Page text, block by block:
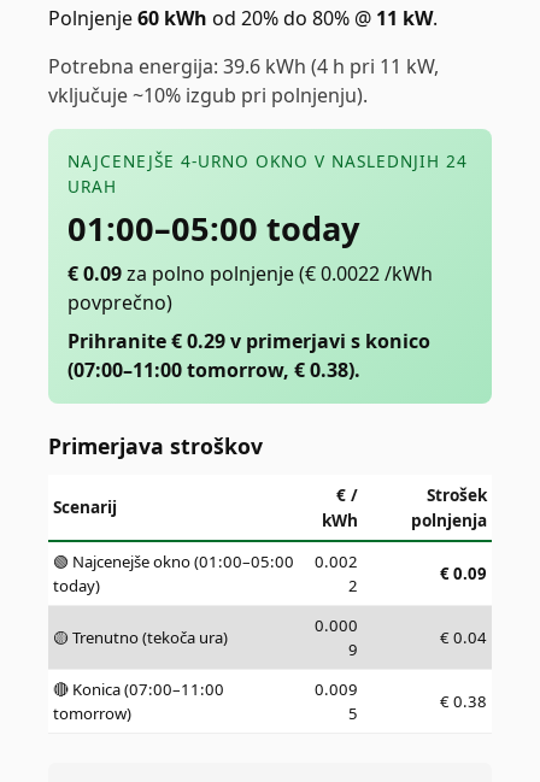
Polnjenje60 kWh od 20% do 80% @ 11 kW.
Potrebna energija: 39.6 kWh (4 h pri 11 kW,
vključuje ~10% izgub pri polnjenju).
NAJCENEJŠE 4-URNO OKNO V NASLEDNJIH 24
URAH
01:00–05:00 today
€0.09za polno polnjenje(€ 0.0022 /kWh
povprečno)
Prihranite € 0.29 v primerjavi s konico
(07:00–11:00 tomorrow, € 0.38).
Primerjava stroškov
Scenarij
€ /
kWh
Strošek
polnjenja
🟢 Najcenejše okno (01:00–05:00
today)
0.002
2
€0.09
🟡 Trenutno (tekoča ura)
0.000
9
€ 0.04
🔴 Konica (07:00–11:00
tomorrow)
0.009
5
€0.38